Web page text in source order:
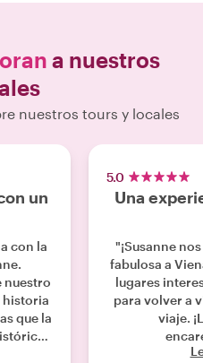
a nuestros
nuestros tours y locales
un
con la
nuestro
historia
que la
una
5.0
Una
"¡Susanne
fabulosa a
lugares
para volver a
viaje.